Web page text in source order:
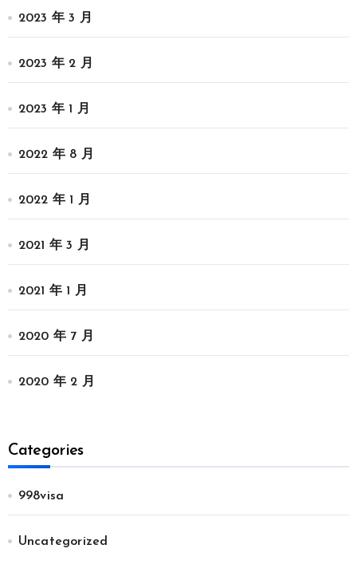
2023 年 3 月
2023 年 2 月
2023 年 1 月
2022 年 8 月
2022 年 1 月
2021 年 3 月
2021 年 1 月
2020 年 7 月
2020 年 2 月
Categories
998visa
Uncategorized